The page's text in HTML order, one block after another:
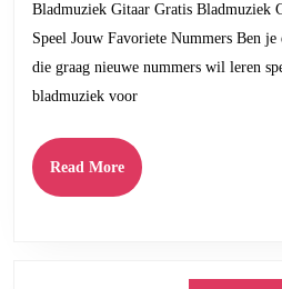
Ontdek
en
Bladmuziek Gitaar Gratis Bladmuziek
Speel Jouw Favoriete Nummers Ben je
die graag nieuwe nummers wil leren
bladmuziek voor
Read MoreRead
More